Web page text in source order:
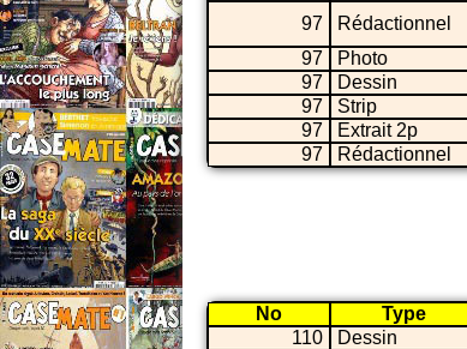
97
Rédactionnel
97
Photo
97
Dessin
97
Strip
97
Extrait 2p
97
Rédactionnel
No Type
110
Dessin